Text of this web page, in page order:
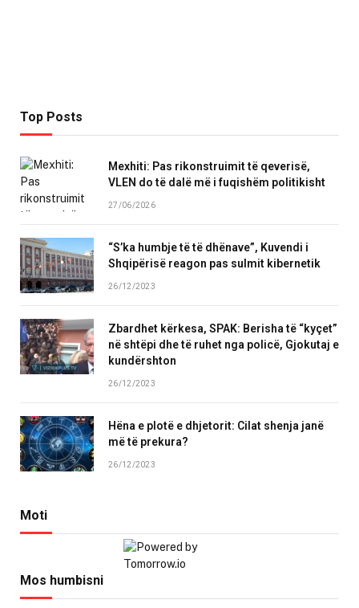
Top Posts
Mexhiti: Pas rikonstruimit të qeverisë,
VLEN do të dalë më i fuqishëm politikisht
27/06/2026
“S’ka humbje të të dhënave”, Kuvendi i
Shqipërisë reagon pas sulmit kibernetik
26/12/2023
Zbardhet kërkesa, SPAK: Berisha të “kyçet”
në shtëpi dhe të ruhet nga policë, Gjokutaj e
kundërshton
26/12/2023
Hëna e plotë e dhjetorit: Cilat shenja janë
më të prekura?
26/12/2023
Moti
Mos humbisni